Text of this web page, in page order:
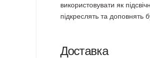
використовувати як
підкреслять та доповнять
Доставка